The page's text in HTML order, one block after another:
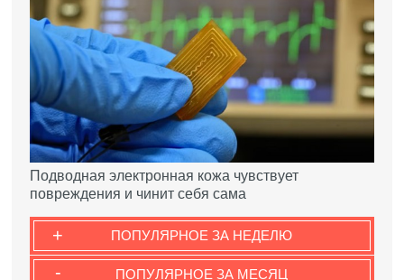
Подводная электронная кожа чувствует
повреждения и чинит себя сама
ПОПУЛЯРНОЕ ЗА НЕДЕЛЮ
+
ПОПУЛЯРНОЕ ЗА МЕСЯЦ
-